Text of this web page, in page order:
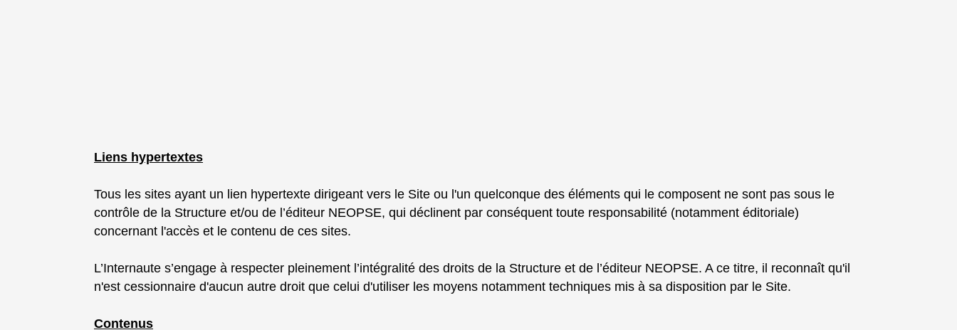
Liens hypertextes
Tous les sites ayant un lien hypertexte dirigeant vers le Site ou l'un quelconque des éléments qui le composent ne sont pas sous le
contrôle de la Structure et/ou de l’éditeur NEOPSE, qui déclinent par conséquent toute responsabilité (notamment éditoriale)
concernant l'accès et le contenu de ces sites.
L’Internaute s’engage à respecter pleinement l’intégralité des droits de la Structure et de l’éditeur NEOPSE. A ce titre, il reconnaît qu'il
n'est cessionnaire d'aucun autre droit que celui d'utiliser les moyens notamment techniques mis à sa disposition par le Site.
Contenus